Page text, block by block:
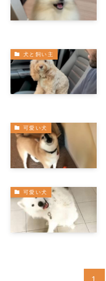
犬と飼い主
可愛い犬
可愛い犬